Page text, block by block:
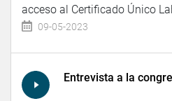
acceso al Certificado Único
09-05-2023
Entrevista a la